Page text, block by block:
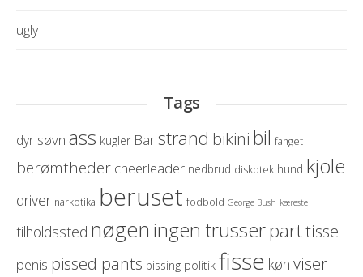
ugly
Tags
dyr søvn ass kugler Bar strand bikini bil fanget
berømtheder cheerleader nedbrud diskotek hund kjole
driver narkotika beruset fodbold George Bush kæreste
tilholdssted nøgen ingen trusserparttisse
penis pissed pants pissing politik fisse køn viser